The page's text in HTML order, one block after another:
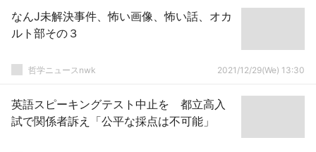
なんJ未解決事件、怖い画像、怖い話、オカ
ルト部その３
哲学ニュースnwk 2021/12/29(We) 13:30
英語スピーキングテスト中止を 都立高入
試で関係者訴え「公平な採点は不可能」